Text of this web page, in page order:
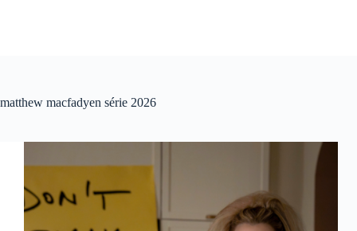
matthew macfadyen série 2026